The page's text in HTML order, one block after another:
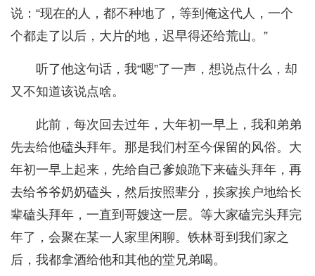
说：“现在的人，都不种地了，等到俺这代人，一个
个都走了以后，大片的地，迟早得还给荒山。”
听了他这句话，我“嗯”了一声，想说点什么，却
又不知道该说点啥。
此前，每次回去过年，大年初一早上，我和弟弟
先去给他磕头拜年。那是我们村至今保留的风俗。大
年初一早上起来，先给自己爹娘跪下来磕头拜年，再
去给爷爷奶奶磕头，然后按照辈分，挨家挨户地给长
辈磕头拜年，一直到哥嫂这一层。等大家磕完头拜完
年了，会聚在某一人家里闲聊。铁林哥到我们家之
后，我都拿酒给他和其他的堂兄弟喝。